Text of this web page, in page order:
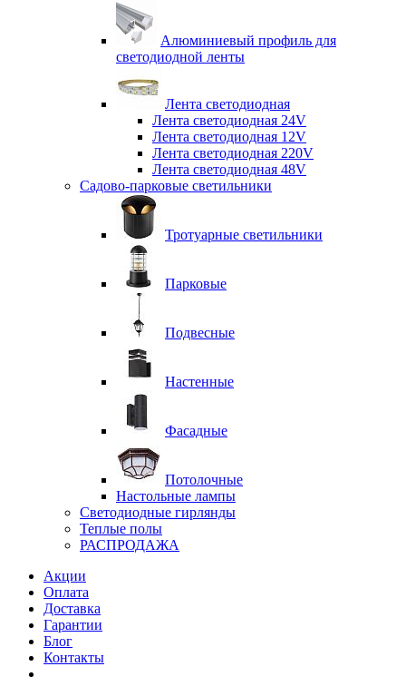
Алюминиевый профиль для
светодиодной ленты
Лента светодиодная
Лента светодиодная 24V
Лента светодиодная 12V
Лента светодиодная 220V
Лента светодиодная 48V
Садово-парковые светильники
Тротуарные светильники
Парковые
Подвесные
Настенные
Фасадные
Потолочные
Настольные лампы
Светодиодные гирлянды
Теплые полы
РАСПРОДАЖА
Акции
Оплата
Доставка
Гарантии
Блог
Контакты